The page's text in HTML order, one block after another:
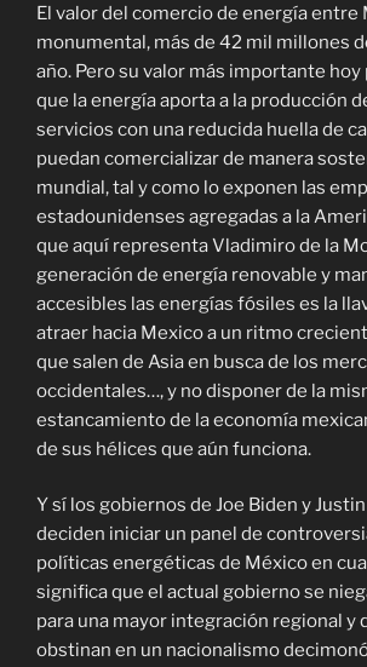
El valor del comercio de energía entre
monumental, más de 42 mil millones
año. Pero su valor más importante hoy
que la energía aporta a la producción
servicios con una reducida huella de
puedan comercializar de manera
mundial, tal y como lo exponen las
estadounidenses agregadas a la
que aquí representa Vladimiro de la
generación de energía renovable y
accesibles las energías fósiles es la
atraer hacia Mexico a un ritmo
que salen de Asia en busca de los
occidentales…, y no disponer de la
estancamiento de la economía
de sus hélices que aún funciona.
Y sí los gobiernos de Joe Biden y
deciden iniciar un panel de
políticas energéticas de México en
significa que el actual gobierno se
para una mayor integración regional y
obstinan en un nacionalismo